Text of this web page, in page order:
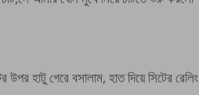
হাটু গেরে বসালাম, হাত দিয়ে সিটের রেলিং